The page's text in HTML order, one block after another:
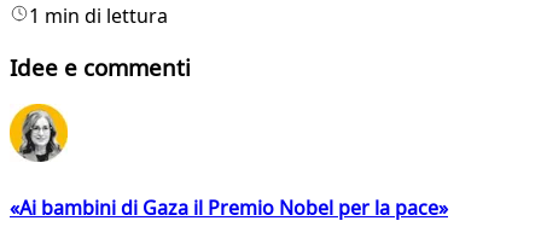
1 min di lettura
Idee e commenti
«Ai bambini di Gaza il Premio Nobel per la pace»